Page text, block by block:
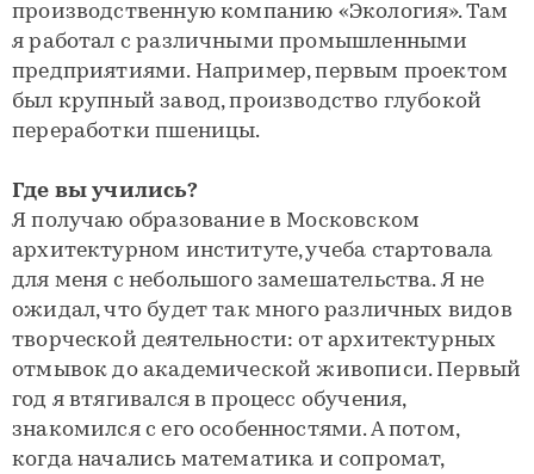
производственную компанию «Экология». Там
я работал с различными промышленными
предприятиями. Например, первым проектом
был крупный завод, производство глубокой
переработки пшеницы.
Где вы учились?
Я получаю образование в Московском
архитектурном институте, учеба стартовала
для меня с небольшого замешательства. Я не
ожидал, что будет так много различных видов
творческой деятельности: от архитектурных
отмывок до академической живописи. Первый
год я втягивался в процесс обучения,
знакомился с его особенностями. А потом,
когда начались математика и сопромат,